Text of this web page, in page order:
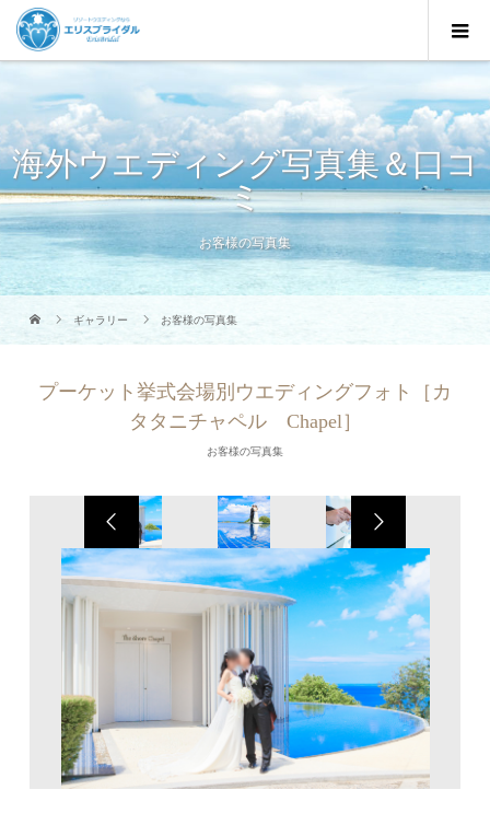
海外ウエディング写真集＆口コ
ミ
お客様の写真集
ギャラリー お客様の写真集
プーケット挙式会場別ウエディングフォト［カ
タタニチャペル Chapel］
お客様の写真集